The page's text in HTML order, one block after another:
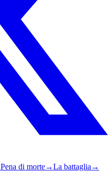
Pena di morte→La battaglia →